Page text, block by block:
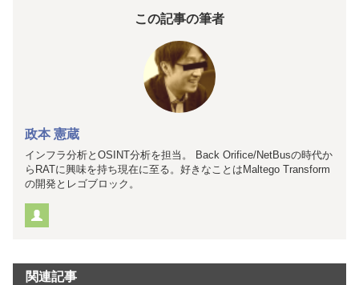
この記事の筆者
政本 憲蔵
インフラ分析とOSINT分析を担当。 Back Orifice/NetBusの時代か
らRATに興味を持ち現在に至る。好きなことはMaltego Transform
の開発とレゴブロック。
関連記事